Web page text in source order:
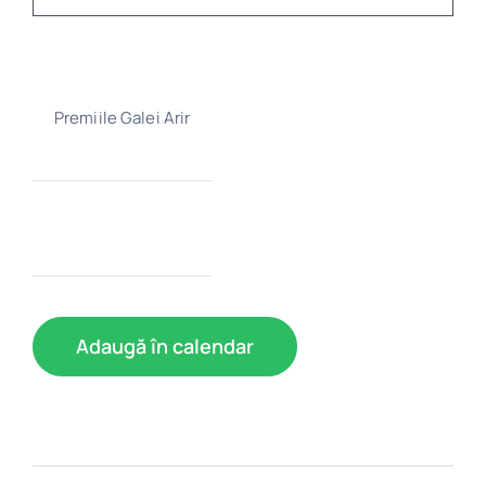
Premiile Galei Arir
Adaugă în calendar